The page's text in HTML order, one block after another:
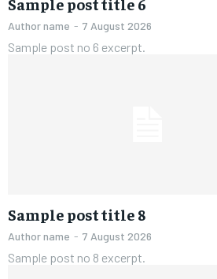
Author name - 7 August 2026
Sample post no 6 excerpt.
Sample post title 8
Author name - 7 August 2026
Sample post no 8 excerpt.